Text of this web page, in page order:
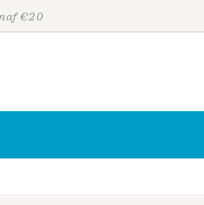
€20